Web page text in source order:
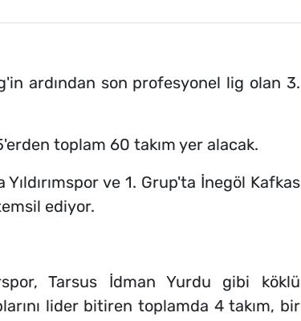
ardından son profesyonel lig olan 3.
toplam 60 takım yer alacak.
ve 1. Grup'ta İnegöl Kafkas
ediyor.
Tarsus İdman Yurdu gibi köklü
lider bitiren toplamda 4 takım, bir